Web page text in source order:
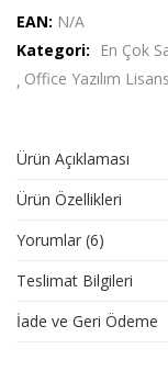
EAN: N/A
Kategori:
En Çok
Office Yazılım
Ürün Açıklaması
Ürün Özellikleri
Yorumlar (6)
Teslimat Bilgileri
İade ve Geri Ödeme